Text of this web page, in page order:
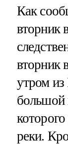
Как
вторник
вторник
утром
большой
реки.